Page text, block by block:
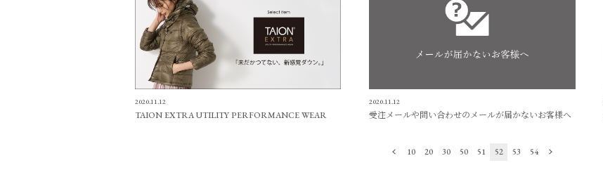
2020.11.12
TAION EXTRA UTILITY PERFORMANCE WEAR
2020.11.12
受注メールや問い合わせのメールが届かないお客様へ
10 20 30 50 51 52 53 54